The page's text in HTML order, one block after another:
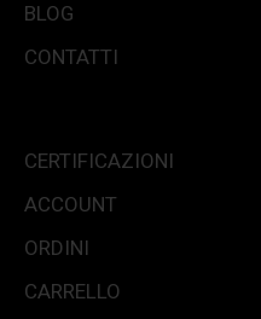
BLOG
CONTATTI
CERTIFICAZIONI
ACCOUNT
ORDINI
CARRELLO